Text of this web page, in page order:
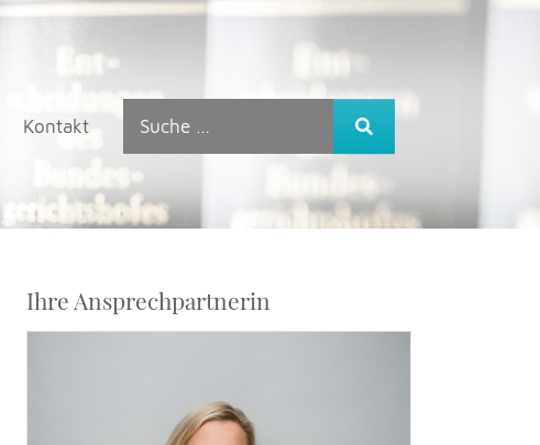
Kontakt
Ihre Ansprechpartnerin